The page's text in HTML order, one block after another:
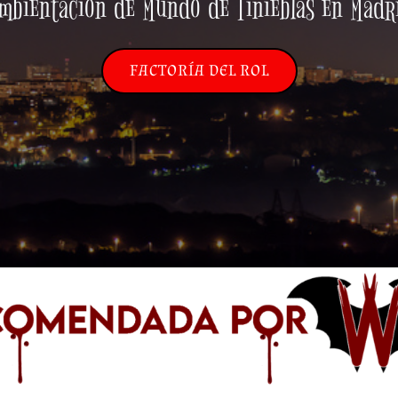
FACTORÍA DEL ROL